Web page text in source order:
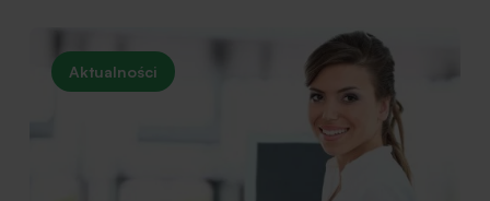
Aktualności